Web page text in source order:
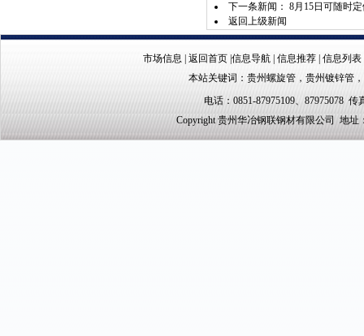
下一条新闻： 8月15日可随时
返回上级新闻
市场信息 返回首页| 信息导航| 信息推荐| 信息列表
本站关键词： 贵州螺旋管 ， 贵州镀锌管 ，
电话：0851-87975109、87975078
Copyright 贵州华冶钢联钢材有限公司 地